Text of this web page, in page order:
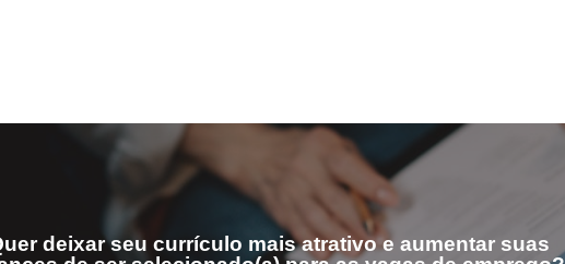
deixar seu currículo mais atrativo e aumentar suas